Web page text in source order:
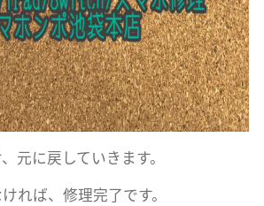
元に戻していきます。
れば、修理完了です。